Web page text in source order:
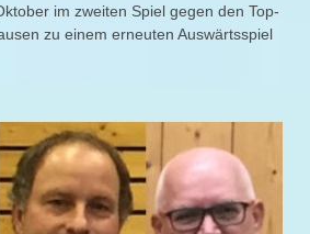
im zweiten Spiel gegen den Top-
zu einem erneuten Auswärtsspiel